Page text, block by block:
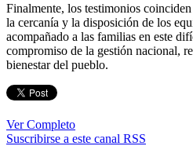
Finalmente, los testimonios
la cercanía y la disposición de los
acompañado a las familias en este
compromiso de la gestión nacional,
bienestar del pueblo.
Ver Completo
Suscribirse a este canal RSS